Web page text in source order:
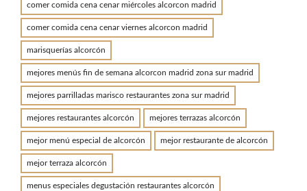
comer comida cena cenar miércoles alcorcon madrid
comer comida cena cenar viernes alcorcon madrid
marisquerías alcorcón
mejores menús fin de semana alcorcon madrid zona sur madrid
mejores parrilladas marisco restaurantes zona sur madrid
mejores restaurantes alcorcón mejores terrazas alcorcón
mejor menú especial de alcorcón mejor restaurante de alcorcón
mejor terraza alcorcón
menus especiales degustación restaurantes alcorcón